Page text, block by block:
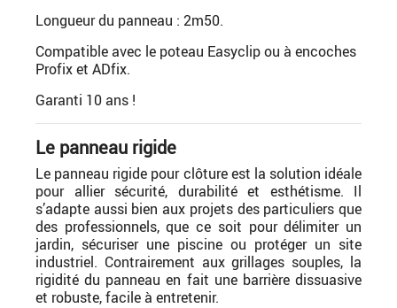
Longueur du panneau : 2m50.
Compatible avec le poteau Easyclip ou à encoches
Profix et ADfix.
Garanti 10 ans !
Le panneau rigide
Le panneau rigide pour clôture est la solution idéale
pour allier sécurité, durabilité et esthétisme. Il
s’adapte aussi bien aux projets des particuliers que
des professionnels, que ce soit pour délimiter un
jardin, sécuriser une piscine ou protéger un site
industriel. Contrairement aux grillages souples, la
rigidité du panneau en fait une barrière dissuasive
et robuste, facile à entretenir.